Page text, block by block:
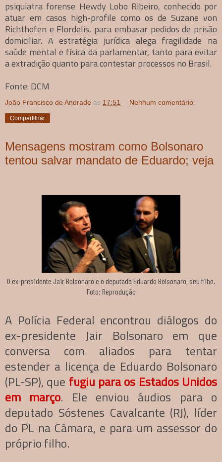
psiquiatra forense Hewdy Lobo Ribeiro, conhecido por
atuar em casos high-profile como os de Suzane von
Richthofen e Flordelis, para embasar pedidos de prisão
domiciliar. A estratégia jurídica alega fragilidade na
saúde mental e física da parlamentar, tanto para evitar
a extradição quanto para contestar processos no Brasil.
Fonte: DCM
João Francisco de Andrade às 17:51 Nenhum comentário:
Compartilhar
Mensagens mostram como Bolsonaro
tentou salvar mandato de Eduardo; veja
O ex-presidente Jair Bolsonaro e o deputado Eduardo Bolsonaro, seu filho.
Foto: Reprodução
A Polícia Federal encontrou diálogos do
ex-presidente Jair Bolsonaro em que
conversa com aliados para tentar
estender a licença de Eduardo Bolsonaro
(PL-SP), que fugiu para os Estados Unidos
em março. Ele enviou áudios para o
deputado Sóstenes Cavalcante (RJ), líder
do PL na Câmara, e para um assessor do
próprio filho.